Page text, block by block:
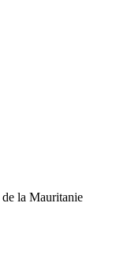
la Mauritanie